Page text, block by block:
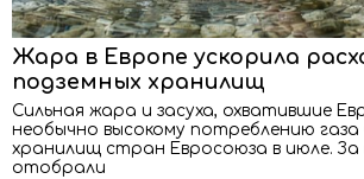
Жара в Европе ускорила
подземных хранилищ
Сильная жара и засуха, охватившие
необычно высокому потреблению газа
хранилищ стран Евросоюза в июле. За
отобрали